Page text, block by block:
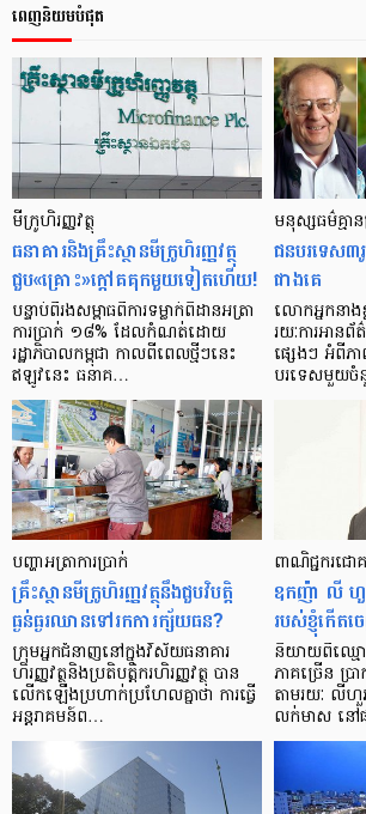
ពេញនិយមបំផុត
មីក្រូ​ហិរញ្ញវត្ថុ
ធនាគារ​និង​គ្រឹះស្ថាន​មីក្រូ​ហិរញ្ញវត្ថុ​
ជួប«គ្រោះ»ក្តៅ​គគុក​មួយ​ទៀត​ហើយ!
បន្ទាប់​ពី​រង​សម្ពាធ​​ពី​ការ​ទម្លាក់​ពិដាន​អត្រា​
ការ​ប្រាក់ ១៨​% ដែល​កំណត់​ដោយ​
រដ្ឋាភិបាល​កម្ពុជា កាល​ពី​ពេល​ថ្មីៗ​នេះ
ឥឡូវ​នេះ ធនាគ…
មនុស្ស​ធម៌​គ្មា
ជន​បរទេស​៣​
ជាង​គេ
លោកអ្នក​នាង​
រយៈ​ការ​អាន​ព័
ផ្សេងៗ អំពី​ភ
បរទេស​មួយ​
បញ្ហា​អត្រា​ការប្រាក់
គ្រឹះស្ថាន​មីក្រូ​ហិរញ្ញវត្ថុ​នឹង​ជួប​វិបត្តិ​
ធ្ងន់ធ្ងរ​ឈាន​ទៅ​រក​ការ​ក្ស័យធន?
ក្រុម​អ្នក​ជំនាញ​នៅ​ក្នុង​វិស័យ​ធនាគារ
ហិរញ្ញវត្ថុ​និង​ប្រតិបត្តិករ​ហិរញ្ញ​វត្ថុ បាន​​
លើក​ឡើង​ប្រហាក់​ប្រហែល​គ្នា​ថា ការ​ធ្វើ​
អន្តរាគមន៍​ព…
ពាណិជ្ជករជ
ឧកញ៉ា លី ហួ
របស់ខ្ញុំកើត
និយាយ​ពី​ឈ្មោ
ភាគ​ច្រើន ប្
តាមរយៈ លីហួ
លក់​មាស នៅ​ផ្